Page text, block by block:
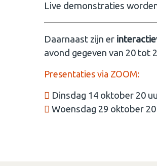
Live demonstraties
Daarnaast zijn er
avond gegeven van 20 tot
Presentaties via ZOOM:
Dinsdag 14 oktober 20
Woensdag 29 oktober